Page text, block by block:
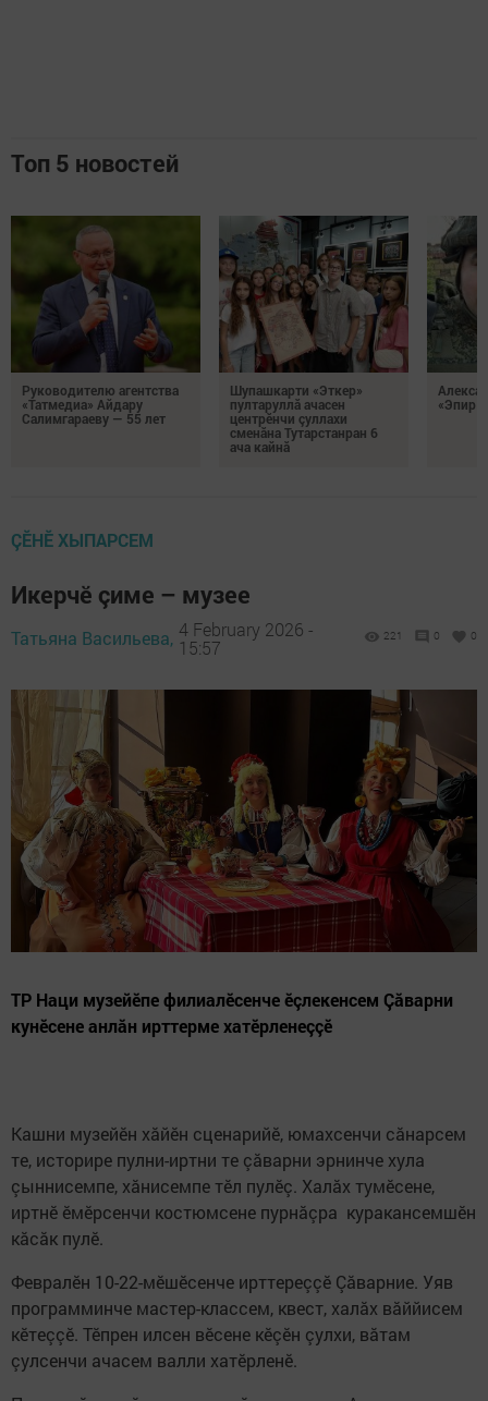
Топ 5 новостей
Руководителю агентства
«Татмедиа» Айдару
Салимгараеву — 55 лет
Шупашкарти «Эткер»
пултаруллă ачасен
центрӗнчи çуллахи
сменăна Тутарстанран 6
ача кайнă
«Эпир
ÇӖНӖ ХЫПАРСЕМ
Икерчӗ çиме – музее
Татьяна Васильева, 4 February 2026 -
15:57
221 0 0
ТР Наци музейӗпе филиалӗсенче ӗçлекенсем Çăварни
кунӗсене анлăн ирттерме хатӗрленеççӗ
Кашни музейӗн хăйӗн сценарийӗ, юмахсенчи сăнарсем
те, историре пулни-иртни те çăварни эрнинче хула
çыннисемпе, хăнисемпе тӗл пулӗç. Халăх тумӗсене,
иртнӗ ӗмӗрсенчи костюмсене пурнăçра куракансемшӗн
кăсăк пулӗ.
Февралӗн 10-22-мӗшӗсенче ирттереççӗ Çăварние. Уяв
программинче мастер-классем, квест, халăх вăййисем
кӗтеççӗ. Тӗпрен илсен вӗсене кӗçӗн çулхи, вăтам
çулсенчи ачасем валли хатӗрленӗ.